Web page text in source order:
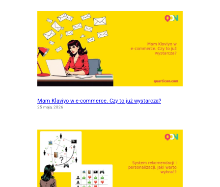
Mam Klaviyo w e-commerce. Czy to już wystarcza?
25 maja, 2026